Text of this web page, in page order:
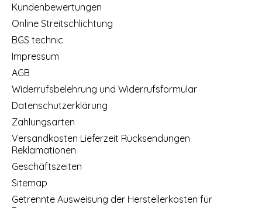
Kundenbewertungen
Online Streitschlichtung
BGS technic
Impressum
AGB
Widerrufsbelehrung und Widerrufsformular
Datenschutzerklärung
Zahlungsarten
Versandkosten Lieferzeit Rücksendungen
Reklamationen
Geschäftszeiten
Sitemap
Getrennte Ausweisung der Herstellerkosten für